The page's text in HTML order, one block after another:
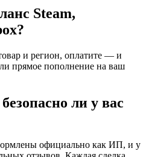
Steam,
и регион, оплатите — и
прямое пополнение на ваш
ли у вас
официально как ИП, и у